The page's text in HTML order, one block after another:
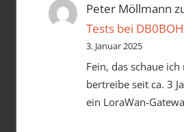
Peter Möllmann
Tests bei
3. Januar 2025
Fein, das schaue
bertreibe seit ca. 3
ein LoraWan-